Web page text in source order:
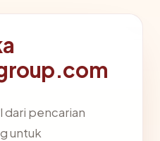
dari pencarian
untuk